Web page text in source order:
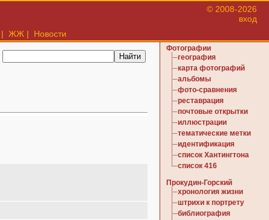
© 2008-2026
вход
| ЖЖ | Новости
Фотографии
география
карта фотографий
альбомы
фото-сравнения
реставрация
почтовые открытки
иллюстрации
тематические метки
идентификация
список Хантингтона
список 416
Прокудин-Горский
хронология жизни
штрихи к портрету
библиография